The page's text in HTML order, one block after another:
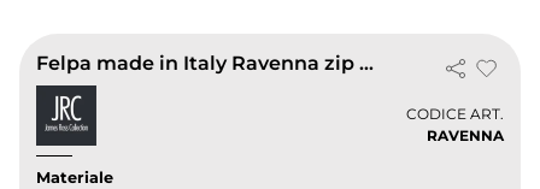
Felpa made in Italy Ravenna zip lunga
CODICE ART.
RAVENNA
Materiale